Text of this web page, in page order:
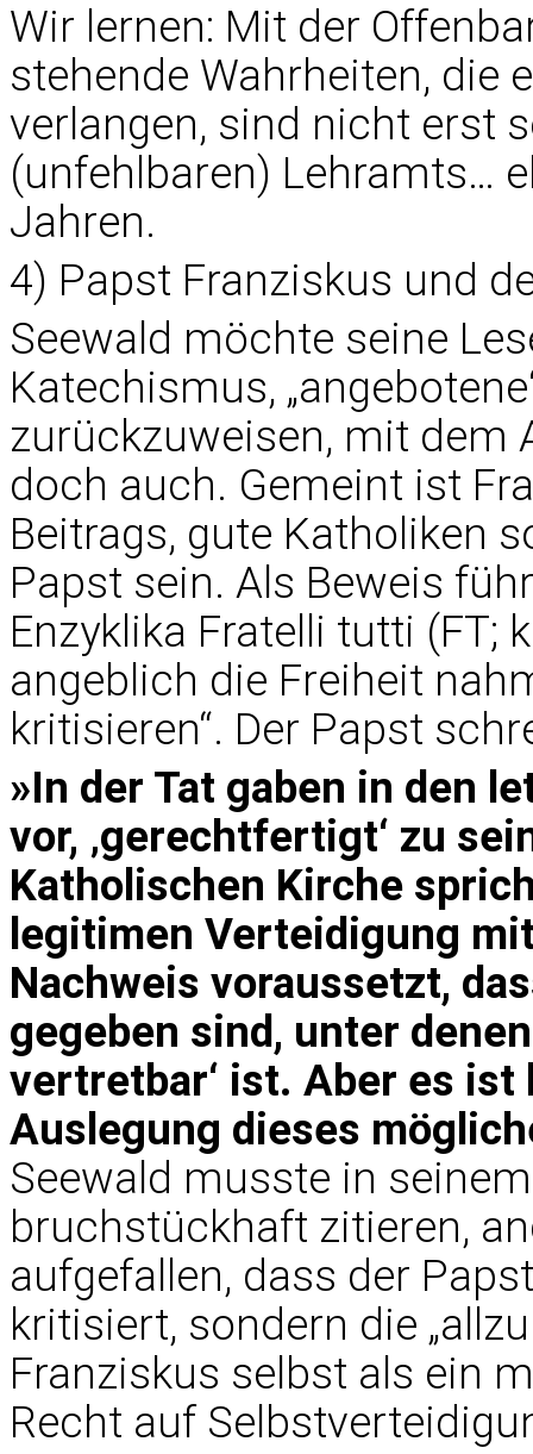
Wir lernen: Mit der
stehende Wahrheiten, die
verlangen, sind nicht erst
(unfehlbaren) Lehramts…
Jahren.
4) Papst Franziskus und
Seewald möchte seine
Katechismus,
zurückzuweisen, mit dem
doch auch. Gemeint ist
Beitrags, gute Katholiken
Papst sein. Als Beweis
Enzyklika Fratelli tutti (FT;
angeblich die Freiheit
kritisieren“. Der Papst
»In der Tat gaben in den
vor, ‚gerechtfertigt‘ zu
Katholischen Kirche
legitimen Verteidigung
Nachweis voraussetzt,
gegeben sind, unter
vertretbar‘ ist. Aber es
Auslegung dieses
Seewald musste in
bruchstückhaft zitieren,
aufgefallen, dass der
kritisiert, sondern die
Franziskus selbst als ein
Recht auf